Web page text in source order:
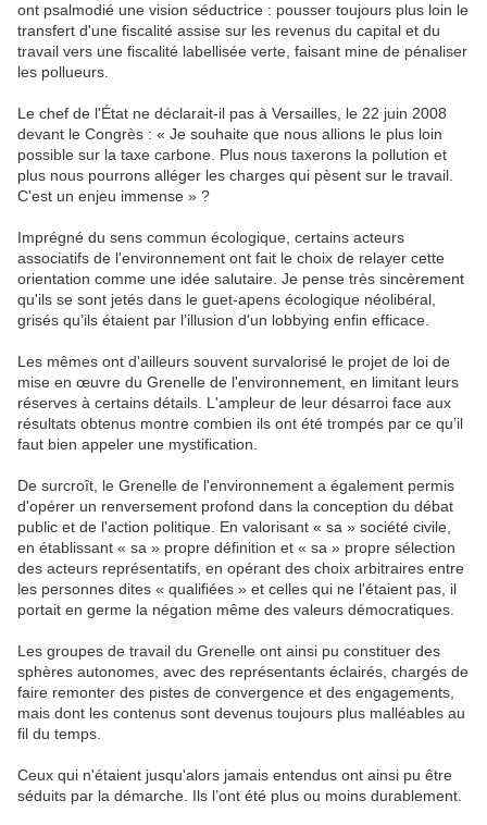
ont psalmodié une vision séductrice : pousser toujours plus loin le
transfert d'une fiscalité assise sur les revenus du capital et du
travail vers une fiscalité labellisée verte, faisant mine de pénaliser
les pollueurs.
Le chef de l'État ne déclarait-il pas à Versailles, le 22 juin 2008
devant le Congrès : « Je souhaite que nous allions le plus loin
possible sur la taxe carbone. Plus nous taxerons la pollution et
plus nous pourrons alléger les charges qui pèsent sur le travail.
C'est un enjeu immense » ?
Imprégné du sens commun écologique, certains acteurs
associatifs de l'environnement ont fait le choix de relayer cette
orientation comme une idée salutaire. Je pense très sincèrement
qu'ils se sont jetés dans le guet-apens écologique néolibéral,
grisés qu’ils étaient par l’illusion d'un lobbying enfin efficace.
Les mêmes ont d'ailleurs souvent survalorisé le projet de loi de
mise en œuvre du Grenelle de l'environnement, en limitant leurs
réserves à certains détails. L'ampleur de leur désarroi face aux
résultats obtenus montre combien ils ont été trompés par ce qu’il
faut bien appeler une mystification.
De surcroît, le Grenelle de l'environnement a également permis
d'opérer un renversement profond dans la conception du débat
public et de l'action politique. En valorisant « sa » société civile,
en établissant « sa » propre définition et « sa » propre sélection
des acteurs représentatifs, en opérant des choix arbitraires entre
les personnes dites « qualifiées » et celles qui ne l'étaient pas, il
portait en germe la négation même des valeurs démocratiques.
Les groupes de travail du Grenelle ont ainsi pu constituer des
sphères autonomes, avec des représentants éclairés, chargés de
faire remonter des pistes de convergence et des engagements,
mais dont les contenus sont devenus toujours plus malléables au
fil du temps.
Ceux qui n'étaient jusqu'alors jamais entendus ont ainsi pu être
séduits par la démarche. Ils l’ont été plus ou moins durablement.